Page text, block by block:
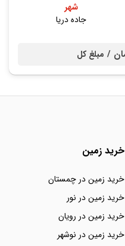
شهر
جاده دریا
مبلغ کل
خرید زمین
خرید زمین در چمستان
خرید زمین در نور
خرید زمین در رویان
خرید زمین در نوشهر